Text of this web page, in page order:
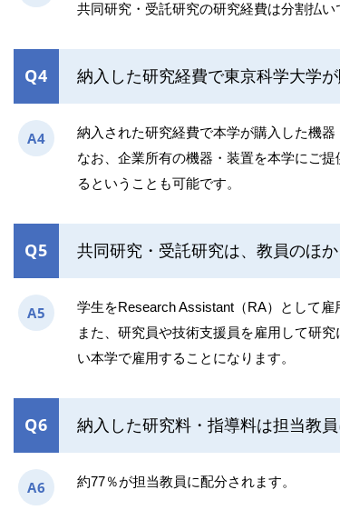
共同研究・受託研究の研究経費は分割払
Q4 納入した研究経費で東京科学大学
A4
納入された研究経費で本学が購入した機器
なお、企業所有の機器・装置を本学にご
るということも可能です。
Q5 共同研究・受託研究は、教員のほ
A5
学生をResearch Assistant（RA）として
また、研究員や技術支援員を雇用して研
い本学で雇用することになります。
Q6 納入した研究料・指導料は担当教
A6 約77％が担当教員に配分されます。